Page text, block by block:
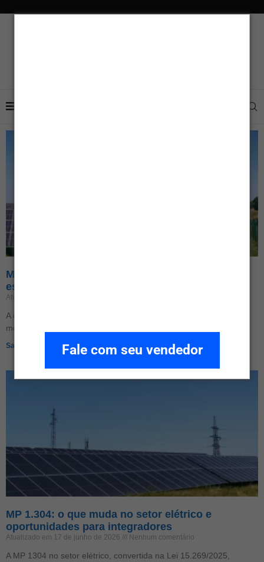
Fale com seu vendedor
Maior projeto grid zero do Brasil: usinas em
escala MW
Atualizado em 17 de junho de 2026
A discussão sobre o maior projeto grid zero do Brasil reflete um
movimento mais amplo
Saiba Mais»
MP 1.304: o que muda no setor elétrico e
oportunidades para integradores
Atualizado em 17 de junho de 2026 Nenhum comentário
A MP 1304 no setor elétrico, convertida na Lei 15.269/2025,